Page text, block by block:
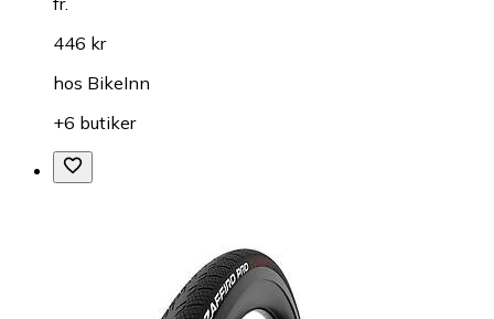
446 kr
hos BikeInn
+6 butiker